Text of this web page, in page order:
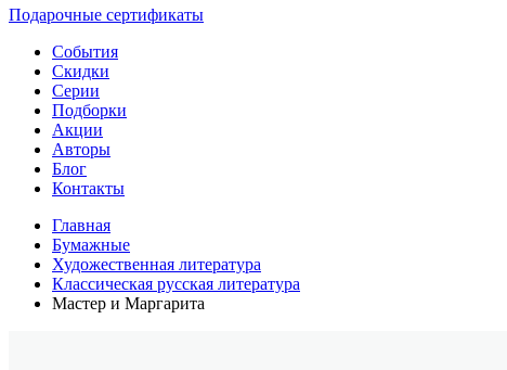
Подарочные сертификаты
События
Скидки
Серии
Подборки
Акции
Авторы
Блог
Контакты
Главная
Бумажные
Художественная литература
Классическая русская литература
Мастер и Маргарита